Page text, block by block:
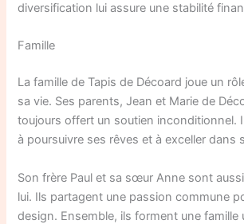
diversification lui assure une stabilité
Famille
La famille de Tapis de Décoard joue un
sa vie. Ses parents, Jean et Marie de
toujours offert un soutien inconditionnel.
à poursuivre ses rêves et à exceller dans
Son frère Paul et sa sœur Anne sont
lui. Ils partagent une passion commune
design. Ensemble, ils forment une famille